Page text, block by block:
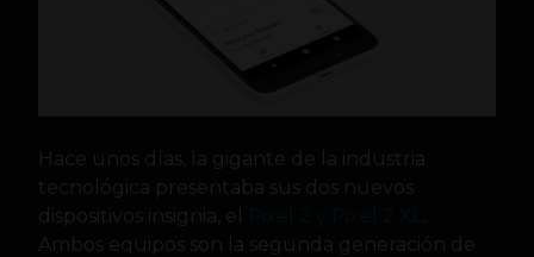
Hace unos días, la gigante de la industria
tecnológica presentaba sus dos nuevos
dispositivos insignia, el
Ambos equipos son la segunda generación de